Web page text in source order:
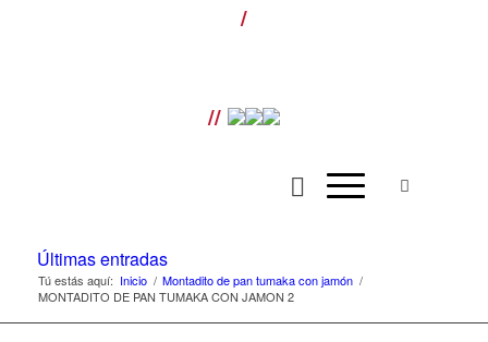
/
//
Últimas entradas
Tú estás aquí: Inicio / Montadito de pan tumaka con jamón /
MONTADITO DE PAN TUMAKA CON JAMON 2